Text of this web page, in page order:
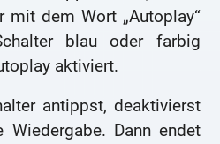
mit dem Wort „Autoplay“
blau oder farbig
aktiviert.
antippst, deaktivierst
Wiedergabe. Dann endet